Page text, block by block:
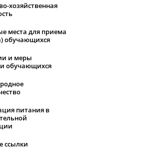
хозяйственная
места для приема
обучающихся
и меры
обучающихся
питания в
ссылки